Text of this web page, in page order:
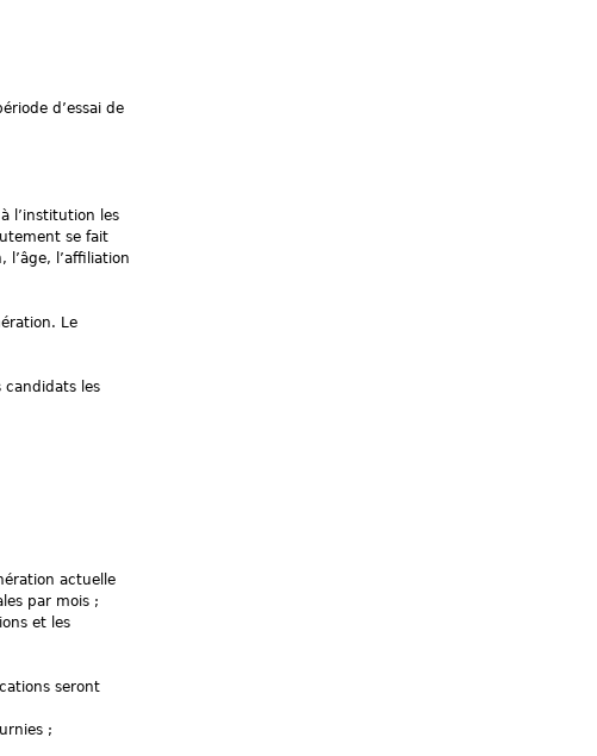
d’essai de
l’institution les
se fait
l’affiliation
Le
candidats les
actuelle
par mois ;
et les
seront
;